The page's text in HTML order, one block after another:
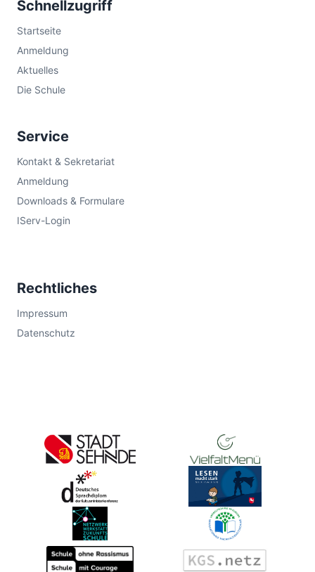
Schnellzugriff
Startseite
Anmeldung
Aktuelles
Die Schule
Service
Kontakt & Sekretariat
Anmeldung
Downloads & Formulare
IServ-Login
Rechtliches
Impressum
Datenschutz